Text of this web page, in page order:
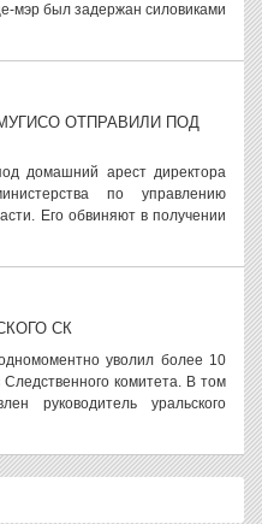
мэр был задержан силовиками
ОТПРАВИЛИ ПОД
домашний арест директора
по управлению
Его обвиняют в получении
СК
уволил более 10
комитета. В том
руководитель уральского